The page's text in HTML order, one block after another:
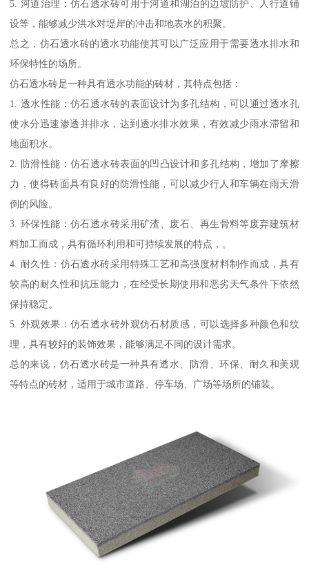
5. 河道治理：仿石透水砖可用于河道和湖泊的边坡防护、人行道铺
设等，能够减少洪水对堤岸的冲击和地表水的积聚。
总之，仿石透水砖的透水功能使其可以广泛应用于需要透水排水和
环保特性的场所。
仿石透水砖是一种具有透水功能的砖材，其特点包括：
1. 透水性能：仿石透水砖的表面设计为多孔结构，可以通过透水孔
使水分迅速渗透并排水，达到透水排水效果，有效减少雨水滞留和
地面积水。
2. 防滑性能：仿石透水砖表面的凹凸设计和多孔结构，增加了摩擦
力，使得砖面具有良好的防滑性能，可以减少行人和车辆在雨天滑
倒的风险。
3. 环保性能：仿石透水砖采用矿渣、废石、再生骨料等废弃建筑材
料加工而成，具有循环利用和可持续发展的特点，。
4. 耐久性：仿石透水砖采用特殊工艺和高强度材料制作而成，具有
较高的耐久性和抗压能力，在经受长期使用和恶劣天气条件下依然
保持稳定。
5. 外观效果：仿石透水砖外观仿石材质感，可以选择多种颜色和纹
理，具有较好的装饰效果，能够满足不同的设计需求。
总的来说，仿石透水砖是一种具有透水、防滑、环保、耐久和美观
等特点的砖材，适用于城市道路、停车场、广场等场所的铺装。